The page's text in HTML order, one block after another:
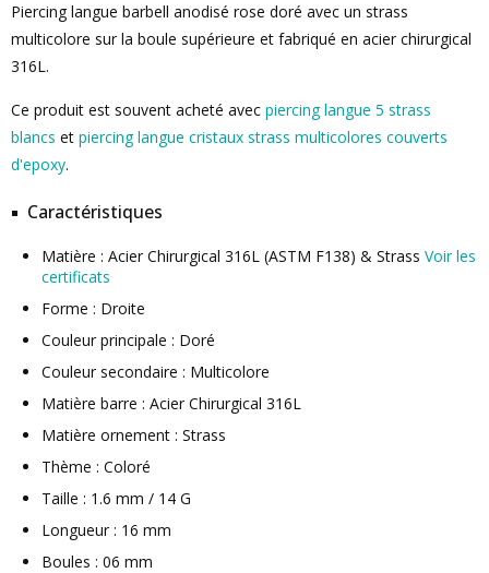
Piercing langue barbell anodisé rose doré avec un strass
multicolore sur la boule supérieure et fabriqué en acier chirurgical
316L.
Ce produit est souvent acheté avec piercing langue 5 strass
blancs et piercing langue cristaux strass multicolores couverts
d'epoxy.
Caractéristiques
Matière : Acier Chirurgical 316L (ASTM F138) & Strass Voir les
certificats
Forme : Droite
Couleur principale : Doré
Couleur secondaire : Multicolore
Matière barre : Acier Chirurgical 316L
Matière ornement : Strass
Thème : Coloré
Taille : 1.6 mm / 14 G
Longueur : 16 mm
Boules : 06 mm